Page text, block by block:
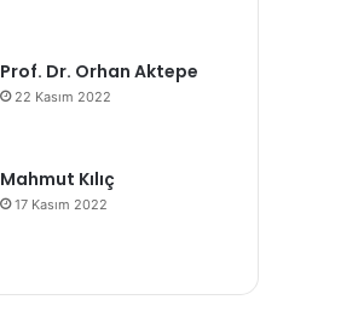
Prof. Dr. Orhan Aktepe
22 Kasım 2022
Mahmut Kılıç
17 Kasım 2022